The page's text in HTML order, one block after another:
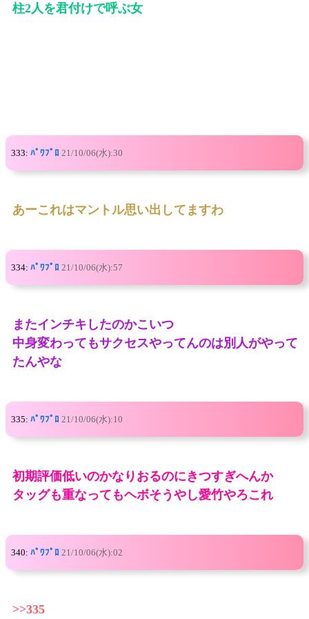
柱2人を君付けで呼ぶ女
333: ﾊﾟﾜﾌﾟﾛ 21/10/06(水):30
あーこれはマントル思い出してますわ
334: ﾊﾟﾜﾌﾟﾛ 21/10/06(水):57
またインチキしたのかこいつ
中身変わってもサクセスやってんのは別人がやって
たんやな
335: ﾊﾟﾜﾌﾟﾛ 21/10/06(水):10
初期評価低いのかなりおるのにきつすぎへんか
タッグも重なってもヘボそうやし愛竹やろこれ
340: ﾊﾟﾜﾌﾟﾛ 21/10/06(水):02
>>335